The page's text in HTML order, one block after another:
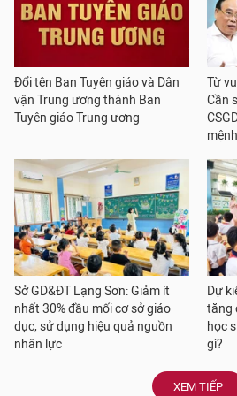
Đổi tên Ban Tuyên giáo và Dân
vận Trung ương thành Ban
Tuyên giáo Trung ương
Từ
Cần
mệnh
Sở GD&ĐT Lạng Sơn: Giảm ít
nhất 30% đầu mối cơ sở giáo
dục, sử dụng hiệu quả nguồn
nhân lực
Dự
tăng
học
gì?
XEM TIẾP